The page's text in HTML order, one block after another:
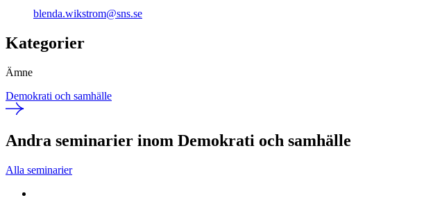
blenda.wikstrom@sns.se
Kategorier
Ämne
Demokrati och samhälle
Andra seminarier inom Demokrati och samhälle
Alla seminarier